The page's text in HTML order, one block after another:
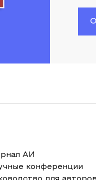
АИ
конференции